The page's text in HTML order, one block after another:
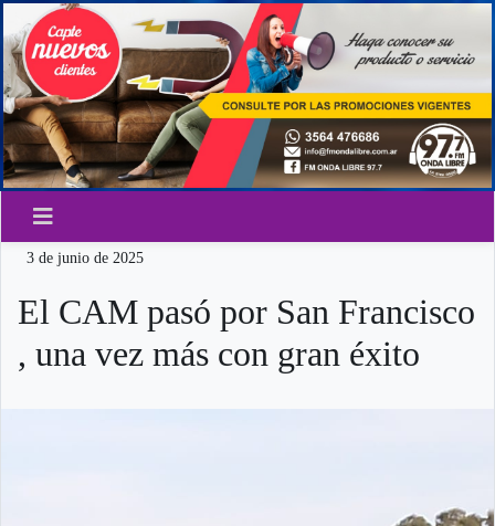
3 de junio de 2025
El CAM pasó por San Francisco
, una vez más con gran éxito